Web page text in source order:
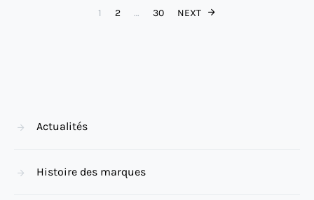
Pagination
1 2 … 30 NEXT
Actualités
Histoire des marques